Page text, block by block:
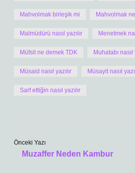
Mahvolmak birleşik mi Mahvolmak
Malmüdürü nasıl yazılır Menetmek
Müfsit ne demek TDK Muhatabı nasıl
Müsaid nasıl yazılır Müsayit nasıl
Sarf ettiğin nasıl yazılır
Önceki Yazı
Muzaffer Neden Kambur